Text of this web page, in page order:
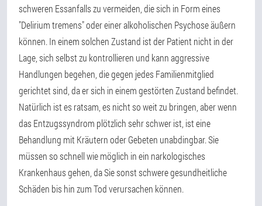
schweren Essanfalls zu vermeiden, die sich in Form eines
"Delirium tremens" oder einer alkoholischen Psychose äußern
können. In einem solchen Zustand ist der Patient nicht in der
Lage, sich selbst zu kontrollieren und kann aggressive
Handlungen begehen, die gegen jedes Familienmitglied
gerichtet sind, da er sich in einem gestörten Zustand befindet.
Natürlich ist es ratsam, es nicht so weit zu bringen, aber wenn
das Entzugssyndrom plötzlich sehr schwer ist, ist eine
Behandlung mit Kräutern oder Gebeten unabdingbar. Sie
müssen so schnell wie möglich in ein narkologisches
Krankenhaus gehen, da Sie sonst schwere gesundheitliche
Schäden bis hin zum Tod verursachen können.